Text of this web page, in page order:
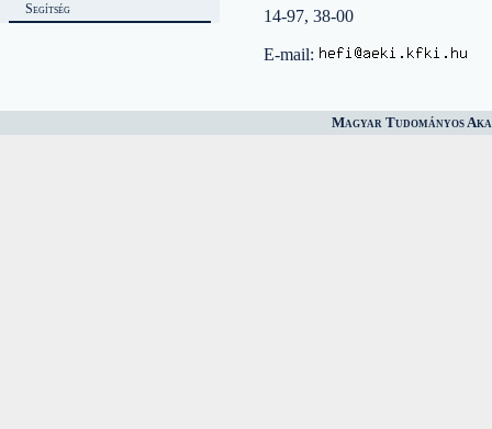
Segítség
14-97, 38-00
E-mail:
Magyar Tudományos